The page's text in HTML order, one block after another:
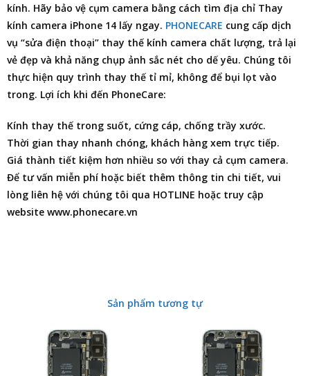
kính. Hãy bảo vệ cụm camera bằng cách tìm địa chỉ Thay
kính camera iPhone 14 lấy ngay. PHONECARE cung cấp dịch
vụ “sửa điện thoại” thay thế kính camera chất lượng, trả lại
vẻ đẹp và khả năng chụp ảnh sắc nét cho dế yêu. Chúng tôi
thực hiện quy trình thay thế tỉ mỉ, không để bụi lọt vào
trong. Lợi ích khi đến PhoneCare:
Kính thay thế trong suốt, cứng cáp, chống trầy xước.
Thời gian thay nhanh chóng, khách hàng xem trực tiếp.
Giá thành tiết kiệm hơn nhiều so với thay cả cụm camera.
Để tư vấn miễn phí hoặc biết thêm thông tin chi tiết, vui
lòng liên hệ với chúng tôi qua HOTLINE hoặc truy cập
website www.phonecare.vn
Sản phẩm tương tự